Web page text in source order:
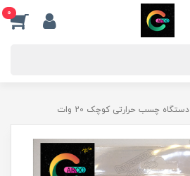
0
دستگاه چسب حرارتی کوچک 20 وات